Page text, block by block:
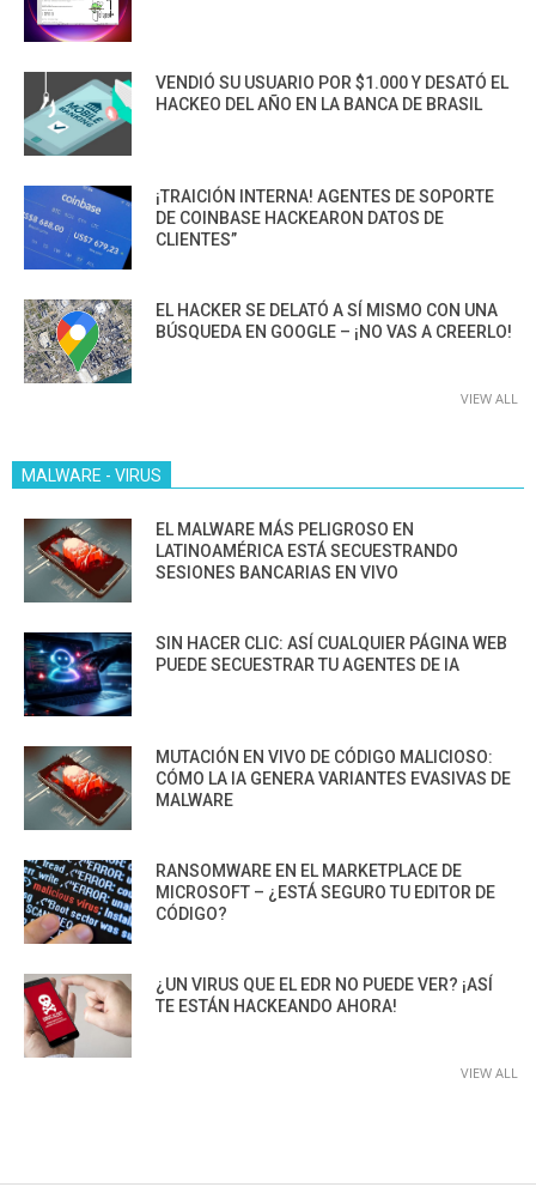
VENDIÓ SU USUARIO POR $1.000 Y DESATÓ EL
HACKEO DEL AÑO EN LA BANCA DE BRASIL
¡TRAICIÓN INTERNA! AGENTES DE SOPORTE
DE COINBASE HACKEARON DATOS DE
CLIENTES”
EL HACKER SE DELATÓ A SÍ MISMO CON UNA
BÚSQUEDA EN GOOGLE – ¡NO VAS A CREERLO!
VIEW ALL
MALWARE - VIRUS
EL MALWARE MÁS PELIGROSO EN
LATINOAMÉRICA ESTÁ SECUESTRANDO
SESIONES BANCARIAS EN VIVO
SIN HACER CLIC: ASÍ CUALQUIER PÁGINA WEB
PUEDE SECUESTRAR TU AGENTES DE IA
MUTACIÓN EN VIVO DE CÓDIGO MALICIOSO:
CÓMO LA IA GENERA VARIANTES EVASIVAS DE
MALWARE
RANSOMWARE EN EL MARKETPLACE DE
MICROSOFT – ¿ESTÁ SEGURO TU EDITOR DE
CÓDIGO?
¿UN VIRUS QUE EL EDR NO PUEDE VER? ¡ASÍ
TE ESTÁN HACKEANDO AHORA!
VIEW ALL